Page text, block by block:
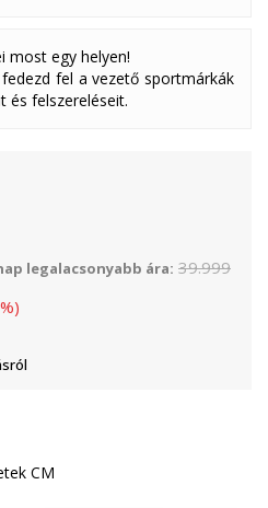
most egy helyen!
fel a vezető sportmárkák
és felszereléseit.
legalacsonyabb ára: 39.999
%)
CM